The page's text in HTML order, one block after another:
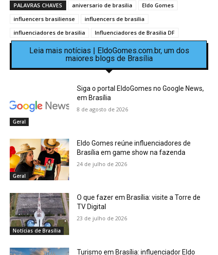
PALAVRAS CHAVES aniversario de brasilia
Eldo Gomes
influencers brasiliense
influencers de brasilia
influenciadores de brasilia
Influenciadores de Brasilia DF
Leia mais notícias | EldoGomes.com.br, um dos
maiores blogs de Brasília
Geral
Siga o portal EldoGomes no Google News,
em Brasília
8 de agosto de 2026
Geral
Eldo Gomes reúne influenciadores de
Brasília em game show na fazenda
24 de julho de 2026
Notícias de Brasília
O que fazer em Brasília: visite a Torre de
TV Digital
23 de julho de 2026
Turismo em Brasília: influenciador Eldo